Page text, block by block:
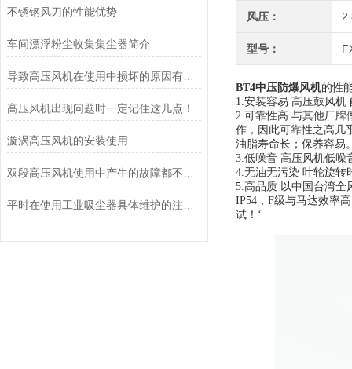
不锈钢风刀的性能优势
车间漂浮粉尘收集集尘器简介
导致高压风机在使用中损坏的原因有哪些
高压风机出现问题时一定记住这几点！
漩涡高压风机的安装使用
风压：
型号：
BT4中压防爆风机的性
1.安装容易 高压鼓风机
2.可靠性高 与其他厂牌
作，因此可靠性之高几
油脂寿命长；保养容易
3.低噪音 高压风机低噪
4.无油无污染 叶轮旋转
5.高品质 以中国台湾全
IP54，F级与马达效率
试！‘